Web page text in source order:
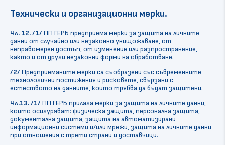
Технически и организационни мерки.
Чл. 12./1/ПП ГЕРБ предприема мерки за защита на личните
данни от случайно или незаконно унищожаване, от
неправомерен достъп, от изменение или разпространение,
както и от други незаконни форми на обработване.
/2/Предприеманите мерки са съобразени със съвременните
технологични постижения и рисковете, свързани с
естеството на данните, които трябва да бъдат защитени.
Чл.13. /1/ПП ГЕРБ прилага мерки за защита на личните данни,
които осигуряват: физическа защита, персонална защита,
документална защита, защита на автоматизирани
информационни системи и/или мрежи, защита на личните данни
при отношения с трети страни и доставчици.